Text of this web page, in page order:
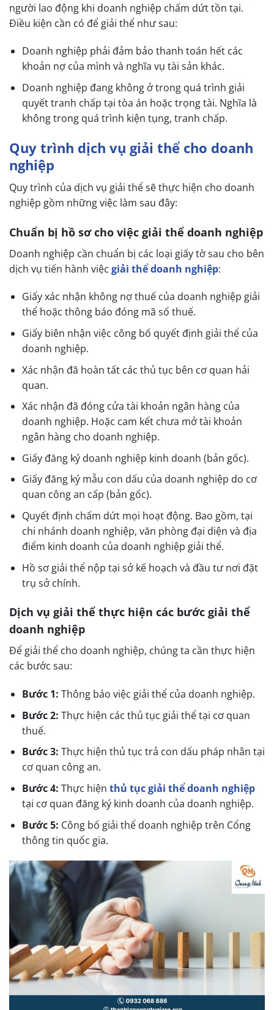
người lao động khi doanh nghiệp chấm dứt tồn tại.
Điều kiện cần có để giải thể như sau:
Doanh nghiệp phải đảm bảo thanh toán hết các
khoản nợ của mình và nghĩa vụ tài sản khác.
Doanh nghiệp đang không ở trong quá trình giải
quyết tranh chấp tại tòa án hoặc trọng tài. Nghĩa là
không trong quá trình kiện tụng, tranh chấp.
Quy trình dịch vụ giải thể cho doanh
nghiệp
Quy trình của dịch vụ giải thể sẽ thực hiện cho doanh
nghiệp gồm những việc làm sau đây:
Chuẩn bị hồ sơ cho việc giải thể doanh nghiệp
Doanh nghiệp cần chuẩn bị các loại giấy tờ sau cho bên
dịch vụ tiến hành việc giải thể doanh nghiệp:
Giấy xác nhận không nợ thuế của doanh nghiệp giải
thể hoặc thông báo đóng mã số thuế.
Giấy biên nhận việc công bố quyết định giải thể của
doanh nghiệp.
Xác nhận đã hoàn tất các thủ tục bên cơ quan hải
quan.
Xác nhận đã đóng cửa tài khoản ngân hàng của
doanh nghiệp. Hoặc cam kết chưa mở tài khoản
ngân hàng cho doanh nghiệp.
Giấy đăng ký doanh nghiệp kinh doanh (bản gốc).
Giấy đăng ký mẫu con dấu của doanh nghiệp do cơ
quan công an cấp (bản gốc).
Quyết định chấm dứt mọi hoạt động. Bao gồm, tại
chi nhánh doanh nghiệp, văn phòng đại diện và địa
điểm kinh doanh của doanh nghiệp giải thể.
Hồ sơ giải thể nộp tại sở kế hoạch và đầu tư nơi đặt
trụ sở chính.
Dịch vụ giải thể thực hiện các bước giải thể
doanh nghiệp
Để giải thể cho doanh nghiệp, chúng ta cần thực hiện
các bước sau:
Bước 1: Thông báo việc giải thể của doanh nghiệp.
Bước 2: Thực hiện các thủ tục giải thể tại cơ quan
thuế.
Bước 3: Thực hiện thủ tục trả con dấu pháp nhân tại
cơ quan công an.
Bước 4: Thực hiện thủ tục giải thể doanh nghiệp
tại cơ quan đăng ký kinh doanh của doanh nghiệp.
Bước 5: Công bố giải thể doanh nghiệp trên Cổng
thông tin quốc gia.